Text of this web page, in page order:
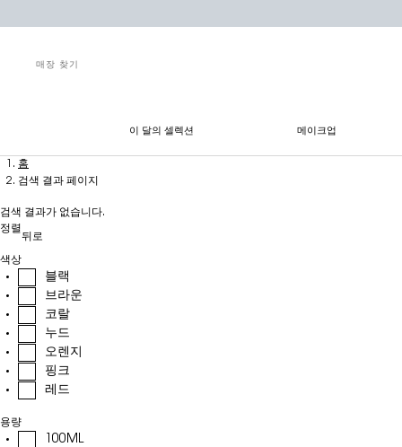
매장 찾기
이 달의 셀렉션 메이크업
메인 콘텐츠
홈
검색 결과 페이지
검색 결과가 없습니다.
정렬
뒤로
색상
블랙
브라운
코랄
누드
오렌지
핑크
레드
용량
100ML